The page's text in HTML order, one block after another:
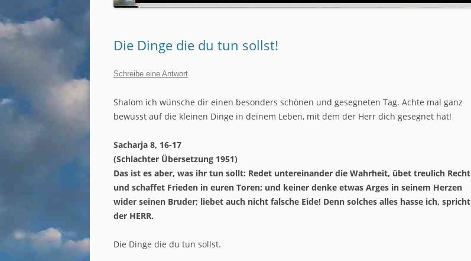
SÜCHTE UND ABHÄNGIGKEITEN
GEFANGENENARBEIT
ROCKING CHURCH
MOTORCYCLE MINISTRIES
Die Dinge die du tun sollst!
Schreibe eine Antwort
Shalom ich wünsche dir einen besonders schönen und gesegneten Tag. Achte mal ganz
bewusst auf die kleinen Dinge in deinem Leben, mit dem der Herr dich gesegnet hat!
Sacharja 8, 16-17
(Schlachter Übersetzung 1951)
Das ist es aber, was ihr tun sollt: Redet untereinander die Wahrheit, übet treulich Recht
und schaffet Frieden in euren Toren; und keiner denke etwas Arges in seinem Herzen
wider seinen Bruder; liebet auch nicht falsche Eide! Denn solches alles hasse ich, spricht
der HERR.
Die Dinge die du tun sollst.